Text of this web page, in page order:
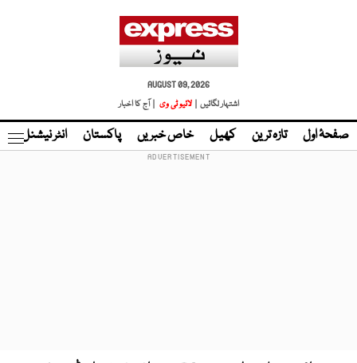
AUGUST 09, 2026
اشتہار لگائیں |
لائیو ٹی وی | آج کا اخبار
صفحۂ اول تازہ ترین کھیل خاص خبریں پاکستان انٹر نیشنل